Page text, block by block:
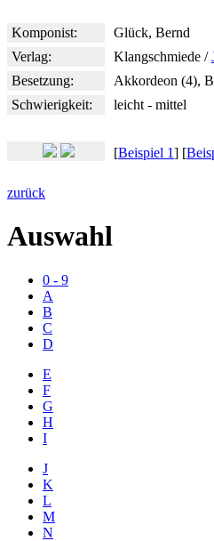
Komponist:
Glück, Bernd
Verlag:
Klangschmiede /
Besetzung:
Akkordeon (4),
Schwierigkeit:
leicht - mittel
[Beispiel 1] [
zurück
Auswahl
0 - 9
A
B
C
D
E
F
G
H
I
J
K
L
M
N